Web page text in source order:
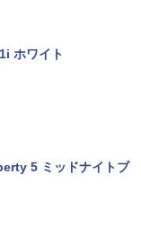
第10世代CP
デル 中古ノートPC
Monitor A24i 20
sRGB99% 1670
が 全巻セット 【送
ホワイト
5 ミッドナイトブ